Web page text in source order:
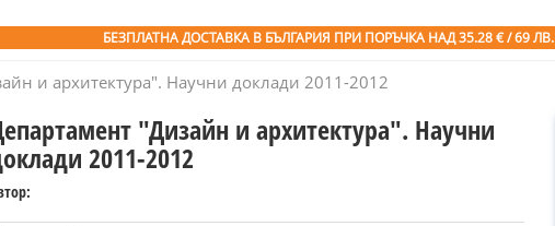
БЕЗПЛАТНА ДОСТАВКА В БЪЛГАРИЯ ПРИ ПОРЪЧКА НАД 35.28 € / 69 ЛВ.
и архитектура". Научни доклади 2011-2012
"Дизайн и архитектура". Научни
2011-2012